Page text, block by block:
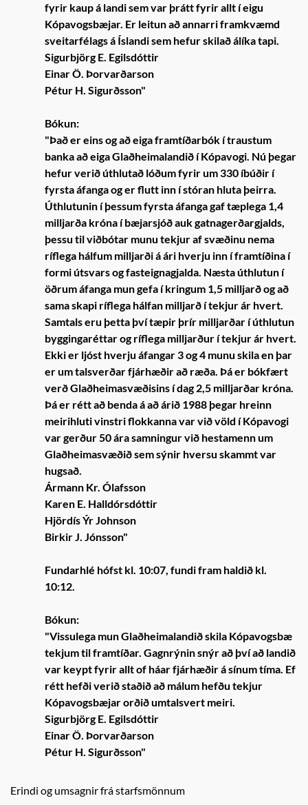
fyrir kaup á landi sem var þrátt fyrir allt í eigu
Kópavogsbæjar. Er leitun að annarri framkvæmd
sveitarfélags á Íslandi sem hefur skilað álíka tapi.
Sigurbjörg E. Egilsdóttir
Einar Ö. Þorvarðarson
Pétur H. Sigurðsson"
Bókun:
"Það er eins og að eiga framtíðarbók í traustum
banka að eiga Glaðheimalandið í Kópavogi. Nú þegar
hefur verið úthlutað lóðum fyrir um 330 íbúðir í
fyrsta áfanga og er flutt inn í stóran hluta þeirra.
Úthlutunin í þessum fyrsta áfanga gaf tæplega 1,4
milljarða króna í bæjarsjóð auk gatnagerðargjalds,
þessu til viðbótar munu tekjur af svæðinu nema
ríflega hálfum milljarði á ári hverju inn í framtíðina í
formi útsvars og fasteignagjalda. Næsta úthlutun í
öðrum áfanga mun gefa í kringum 1,5 milljarð og að
sama skapi ríflega hálfan milljarð í tekjur ár hvert.
Samtals eru þetta því tæpir þrír milljarðar í úthlutun
byggingaréttar og ríflega milljarður í tekjur ár hvert.
Ekki er ljóst hverju áfangar 3 og 4 munu skila en þar
er um talsverðar fjárhæðir að ræða. Þá er bókfært
verð Glaðheimasvæðisins í dag 2,5 milljarðar króna.
Þá er rétt að benda á að árið 1988 þegar hreinn
meirihluti vinstri flokkanna var við völd í Kópavogi
var gerður 50 ára samningur við hestamenn um
Glaðheimasvæðið sem sýnir hversu skammt var
hugsað.
Ármann Kr. Ólafsson
Karen E. Halldórsdóttir
Hjördís Ýr Johnson
Birkir J. Jónsson"
Fundarhlé hófst kl. 10:07, fundi fram haldið kl.
10:12.
Bókun:
"Vissulega mun Glaðheimalandið skila Kópavogsbæ
tekjum til framtíðar. Gagnrýnin snýr að því að landið
var keypt fyrir allt of háar fjárhæðir á sínum tíma. Ef
rétt hefði verið staðið að málum hefðu tekjur
Kópavogsbæjar orðið umtalsvert meiri.
Sigurbjörg E. Egilsdóttir
Einar Ö. Þorvarðarson
Pétur H. Sigurðsson"
Erindi og umsagnir frá starfsmönnum